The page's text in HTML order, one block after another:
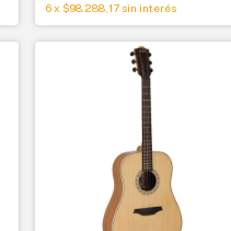
6 x $98.288,17 sin interés